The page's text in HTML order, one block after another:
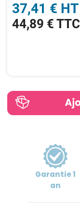
37,41 € HT
44,89 € TTC
Garantie1
an